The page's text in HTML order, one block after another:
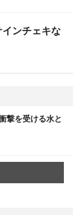
ンチェキな
撃を受ける水と